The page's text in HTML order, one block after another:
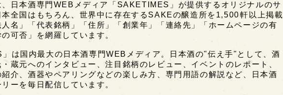
、日本酒専門WEBメディア「SAKETIMES」が提供するオリジナルのサ
全国はもちろん、世界中に存在するSAKEの醸造所を1,500軒以上掲載
人名」「代表銘柄」「住所」「創業年」「連絡先」「ホームページの有
可否」を網羅しています。
」は国内最大の日本酒専門WEBメディア。日本酒の"伝え手"として、酒
蔵元へのインタビュー、注目銘柄のレビュー、イベントのレポート、
介、酒器やペアリングなどの楽しみ方、専門用語の解説など、日本酒
ーを毎日配信しています。